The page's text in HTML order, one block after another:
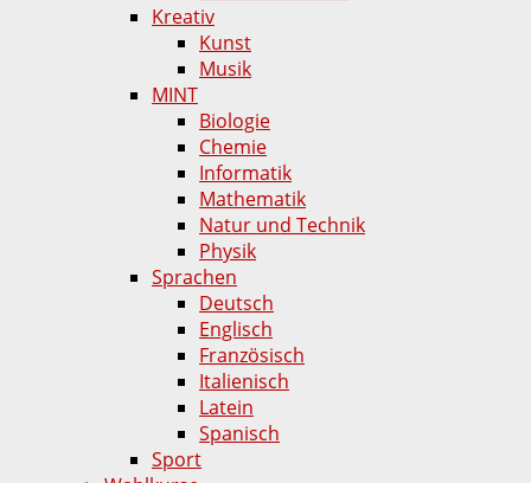
Kreativ
Kunst
Musik
MINT
Biologie
Chemie
Informatik
Mathematik
Natur und Technik
Physik
Sprachen
Deutsch
Englisch
Französisch
Italienisch
Latein
Spanisch
Sport